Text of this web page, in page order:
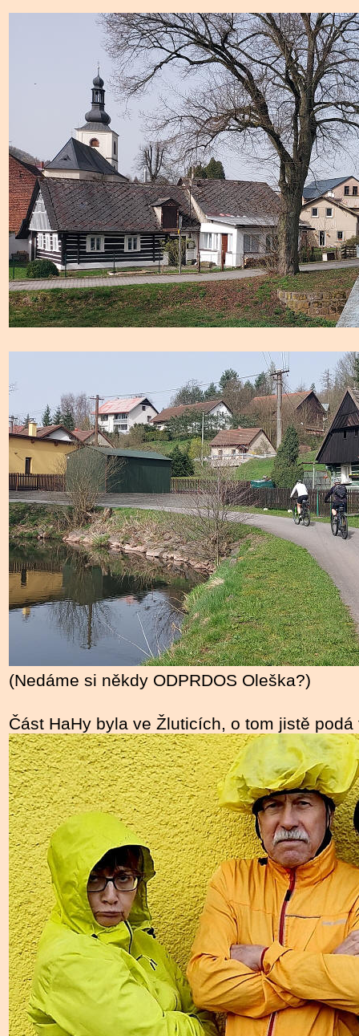
(Nedáme si někdy ODPRDOS Oleška?)
Část HaHy byla ve Žluticích, o tom jistě